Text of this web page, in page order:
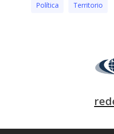
Polí­tica Territorio